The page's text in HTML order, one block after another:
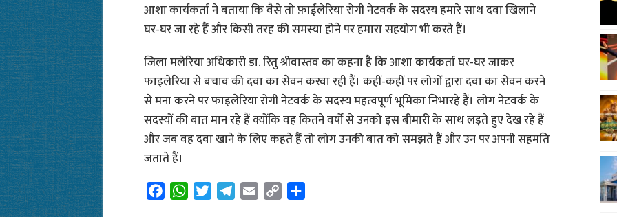
आशा कार्यकर्ता ने बताया कि वैसे तो फ़ाईलेरिया रोगी नेटवर्क के सदस्य हमारे साथ दवा खिलाने
घर-घर जा रहे हैं और किसी तरह की समस्या होने पर हमारा सहयोग भी करते हैं।
जिला मलेरिया अधिकारी डा. रितु श्रीवास्तव का कहना है कि आशा कार्यकर्ता घर-घर जाकर
फाइलेरिया से बचाव की दवा का सेवन करवा रही हैं। कहीं-कहीं पर लोगों द्वारा दवा का सेवन करने
से मना करने पर फाइलेरिया रोगी नेटवर्क के सदस्य महत्वपूर्ण भूमिका निभारहे हैं। लोग नेटवर्क के
सदस्यों की बात मान रहे हैं क्योंकि वह कितने वर्षों से उनको इस बीमारी के साथ लड़ते हुए देख रहे हैं
और जब वह दवा खाने के लिए कहते हैं तो लोग उनकी बात को समझते हैं और उन पर अपनी सहमति
जताते हैं।
W